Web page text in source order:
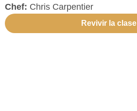
Chef: Chris Carpentier
Revivir la clase